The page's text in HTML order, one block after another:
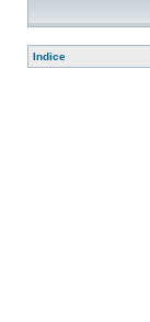
Indice